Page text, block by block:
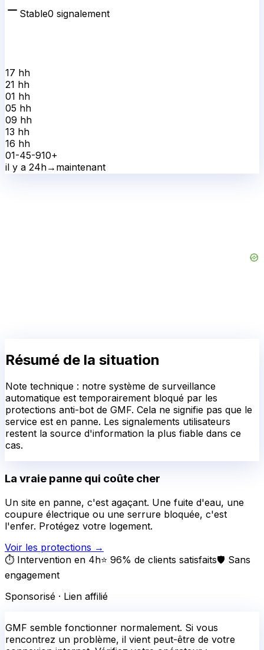
Stable0 signalement
17 hh
21 hh
01 hh
05 hh
09 hh
13 hh
16 hh
01-45-910+
il y a 24h→ maintenant
Résumé de la situation
Note technique : notre système de surveillance
automatique est temporairement bloqué par les
protections anti-bot de GMF. Cela ne signifie pas que le
service est en panne. Les signalements utilisateurs
restent la source d'information la plus fiable dans ce
cas.
La vraie panne qui coûte cher
Un site en panne, c'est agaçant. Une fuite d'eau, une
coupure électrique ou une serrure bloquée, c'est
l'enfer. Protégez votre logement.
Voir les protections →
⏱️ Intervention en 4h⭐ 96% de clients satisfaits🛡️ Sans
engagement
Sponsorisé · Lien affilié
GMF semble fonctionner normalement. Si vous
rencontrez un problème, il vient peut-être de votre